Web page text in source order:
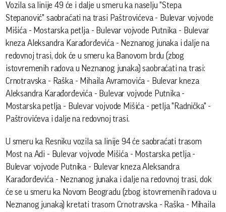
Vozila sa linije 49 će i dalje u smeru ka naselju "Stepa
Stepanović" saobraćati na trasi Paštrovićeva - Bulevar vojvode
Mišića - Mostarska petlja - Bulevar vojvode Putnika - Bulevar
kneza Aleksandra Karađorđevića - Neznanog junaka i dalje na
redovnoj trasi, dok će u smeru ka Banovom brdu (zbog
istovremenih radova u Neznanog junaka) saobraćati na trasi:
Crnotravska - Raška - Mihaila Avramovića - Bulevar kneza
Aleksandra Karađorđevića - Bulevar vojvode Putnika -
Mostarska petlja - Bulevar vojvode Mišića - petlja "Radnička" -
Paštrovićeva i dalje na redovnoj trasi.
U smeru ka Resniku vozila sa linije 94 će saobraćati trasom
Most na Adi - Bulevar vojvode Mišića - Mostarska petlja -
Bulevar vojvode Putnika - Bulevar kneza Aleksandra
Karađorđevića - Neznanog junaka i dalje na redovnoj trasi, dok
će se u smeru ka Novom Beogradu (zbog istovremenih radova u
Neznanog junaka) kretati trasom Crnotravska - Raška - Mihaila